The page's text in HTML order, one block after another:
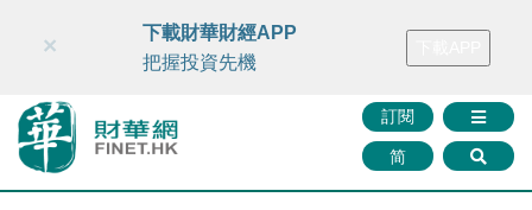
財華智庫網 FINTV FINMETA 財華證券 媒體矩陣
訂閱
简
×
下載財華財經APP
把握投資先機